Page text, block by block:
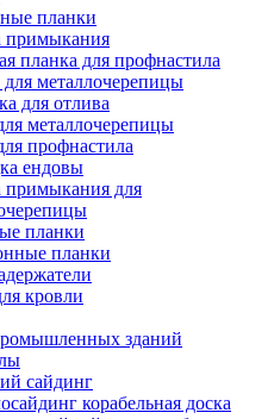
планки
примыкания
планка для профнастила
металлочерепицы
для отлива
металлочерепицы
профнастила
ендовы
примыкания для
планки
планки
кровли
зданий
сайдинг
корабельная доска